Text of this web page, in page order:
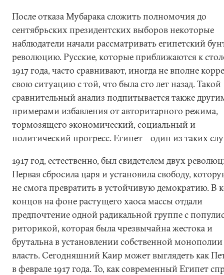
После отказа Мубарака сложить полномочия до
сентябрьских президентских выборов некоторые
наблюдатели начали рассматривать египетский
революцию. Русские, которые приближаются к
1917 года, часто сравнивают, иногда не вполне
свою ситуацию с той, что была сто лет назад. Такой
сравнительный анализ подпитывается также
примерами избавления от авторитарного режима,
тормозящего экономический, социальный и
политический прогресс. Египет – один из таких
1917 год, естественно, был свидетелем двух
Первая сбросила царя и установила свободу,
не смога превратить в устойчивую демократию. В
концов на фоне растущего хаоса массы отдали
предпочтение одной радикальной группе с
риторикой, которая была чрезвычайна жестока и
брутальна в установлении собственной
власть. Сегодняшний Каир может выглядеть как
в феврале 1917 года. То, как современный Египет